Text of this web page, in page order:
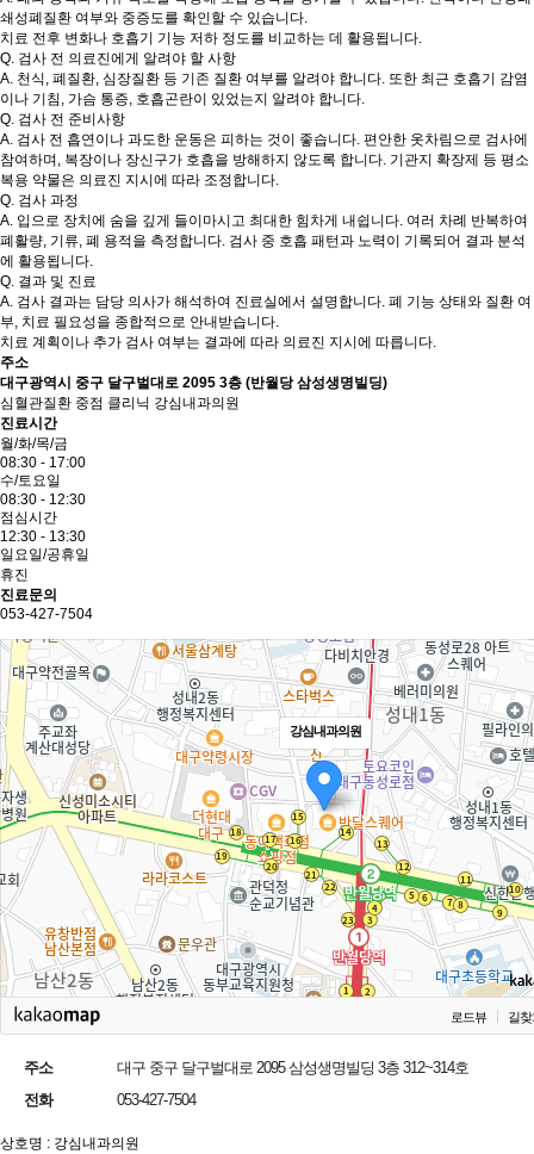
쇄성폐질환 여부와 중증도를 확인할 수 있습니다.
치료 전후 변화나 호흡기 기능 저하 정도를 비교하는 데 활용됩니다.
Q. 검사 전 의료진에게 알려야 할 사항
A. 천식, 폐질환, 심장질환 등 기존 질환 여부를 알려야 합니다. 또한 최근 호흡기 감염
이나 기침, 가슴 통증, 호흡곤란이 있었는지 알려야 합니다.
Q. ​검사 전 준비사항
A. 검사 전 흡연이나 과도한 운동은 피하는 것이 좋습니다. 편안한 옷차림으로 검사에
참여하며, 복장이나 장신구가 호흡을 방해하지 않도록 합니다. 기관지 확장제 등 평소
복용 약물은 의료진 지시에 따라 조정합니다.
Q. 검사 과정
A. 입으로 장치에 숨을 깊게 들이마시고 최대한 힘차게 내쉽니다. 여러 차례 반복하여
폐활량, 기류, 폐 용적을 측정합니다. 검사 중 호흡 패턴과 노력이 기록되어 결과 분석
에 활용됩니다.
Q. 결과 및 진료
A. 검사 결과는 담당 의사가 해석하여 진료실에서 설명합니다. 폐 기능 상태와 질환 여
부, 치료 필요성을 종합적으로 안내받습니다.
치료 계획이나 추가 검사 여부는 결과에 따라 의료진 지시에 따릅니다.
주소
대구광역시 중구 달구벌대로 2095 3층 (반월당 삼성생명빌딩)
심혈관질환 중점 클리닉 강심내과의원
진료시간
월/화/목/금
08:30 - 17:00
수/토요일
08:30 - 12:30
점심시간
12:30 - 13:30
일요일/공휴일
휴진
진료문의
053-427-7504
강심내과의원
로드뷰 길찾
주소
대구 중구 달구벌대로 2095 삼성생명빌딩 3층 312~314호
전화
053-427-7504
상호명 : 강심내과의원